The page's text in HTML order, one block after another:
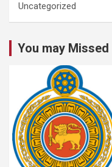
Uncategorized
You may Missed